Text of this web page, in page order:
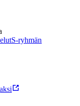
S-ryhmän